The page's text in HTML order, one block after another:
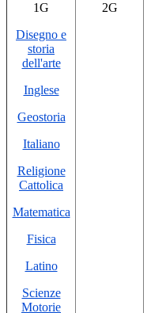
1G
Disegno e
storia
dell'arte
Inglese
Geostoria
Italiano
Religione
Cattolica
Matematica
Fisica
Latino
Scienze
Motorie
2G